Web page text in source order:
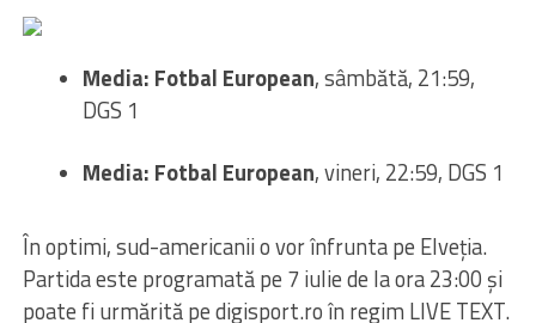
Media: Fotbal European, sâmbătă, 21:59,
DGS 1
Media: Fotbal European, vineri, 22:59, DGS 1
În optimi, sud-americanii o vor înfrunta pe Elveția.
Partida este programată pe 7 iulie de la ora 23:00 și
poate fi urmărită pe digisport.ro în regim LIVE TEXT.